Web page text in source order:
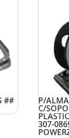
## P/
C/
307-